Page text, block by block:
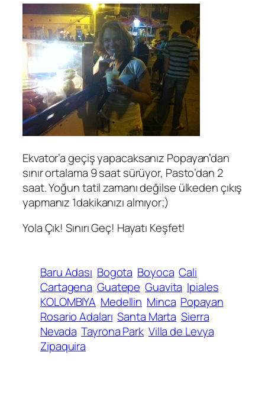
Ekvator’a geçiş yapacaksanız Popayan’dan
sınır ortalama 9 saat sürüyor, Pasto’dan 2
saat. Yoğun tatil zamanı değilse ülkeden çıkış
yapmanız 1dakikanızı almıyor;)
Yola Çık! Sınırı Geç! Hayatı Keşfet!
Baru Adası Bogota Boyoca Cali
Cartagena Guatepe Guavita Ipiales
KOLOMBIYA Medellin Minca Popayan
Rosario Adaları Santa Marta Sierra
Nevada Tayrona Park Villa de Levya
Zipaquira